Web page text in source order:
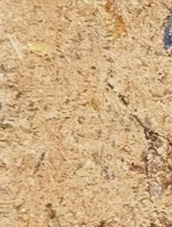
Sciuna : le nouveau